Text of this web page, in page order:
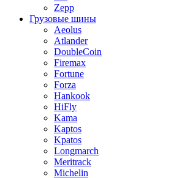
Zepp
Грузовые шины
Aeolus
Atlander
DoubleCoin
Firemax
Fortune
Forza
Hankook
HiFly
Kama
Kaptos
Kpatos
Longmarch
Meritrack
Michelin